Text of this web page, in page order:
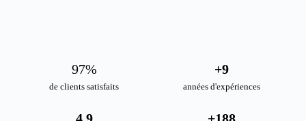
de clients satisfaits
98%
années d'expériences
+10